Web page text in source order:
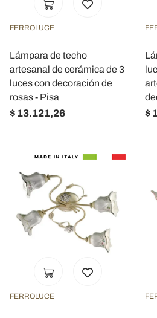
FERROLUCE
Lámpara de techo
artesanal de cerámica de 3
luces con decoración de
rosas - Pisa
$ 13.121,26 $
FERROLUCE